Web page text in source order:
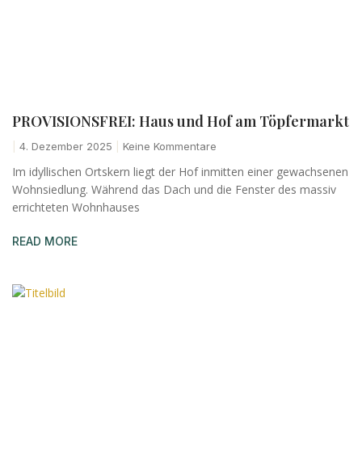
PROVISIONSFREI: Haus und Hof am Töpfermarkt
4. Dezember 2025 Keine Kommentare
Im idyllischen Ortskern liegt der Hof inmitten einer gewachsenen
Wohnsiedlung. Während das Dach und die Fenster des massiv
errichteten Wohnhauses
READ MORE